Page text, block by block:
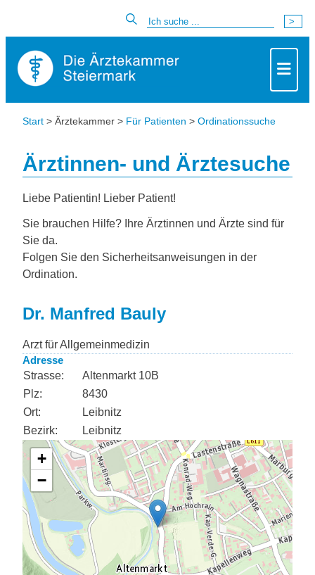
Start > Ärztekammer > Für Patienten > Ordinationssuche
Ärztinnen- und Ärztesuche
Liebe Patientin! Lieber Patient!
Sie brauchen Hilfe? Ihre Ärztinnen und Ärzte sind für
Sie da.
Folgen Sie den Sicherheitsanweisungen in der
Ordination.
Dr. Manfred Bauly
Arzt für Allgemeinmedizin
Adresse
Strasse:
Altenmarkt 10B
Plz:
8430
Ort:
Leibnitz
Bezirk:
Leibnitz